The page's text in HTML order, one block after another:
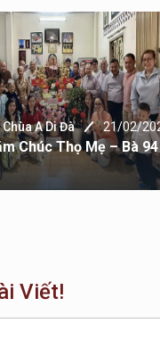
A Di Đà 21/02/
Chúc Thọ Mẹ – Bà 94
Viết!